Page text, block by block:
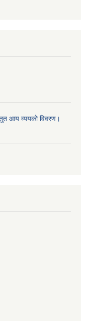
आय व्ययकाे विवरण।